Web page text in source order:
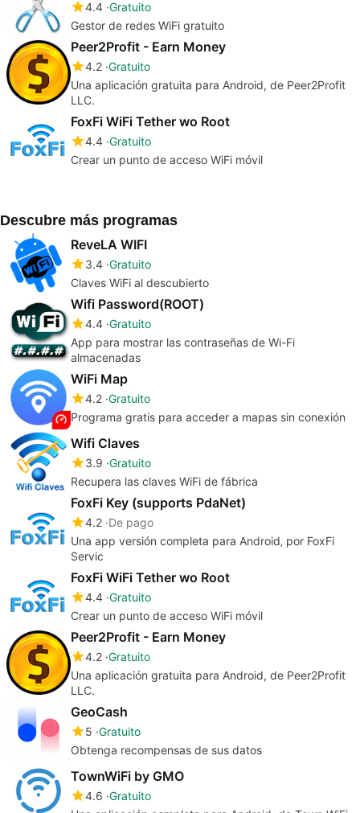
4.4 Gratuito
Gestor de redes WiFi gratuito
Peer2Profit - Earn Money
4.2 Gratuito
Una aplicación gratuita para Android, de Peer2Profit
LLC.
FoxFi WiFi Tether wo Root
4.4 Gratuito
Crear un punto de acceso WiFi móvil
Descubre más programas
ReveLA WIFI
3.4 Gratuito
Claves WiFi al descubierto
Wifi Password(ROOT)
4.4 Gratuito
App para mostrar las contraseñas de Wi-Fi
almacenadas
WiFi Map
4.2 Gratuito
Programa gratis para acceder a mapas sin conexión
Wifi Claves
3.9 Gratuito
Recupera las claves WiFi de fábrica
FoxFi Key (supports PdaNet)
4.2 De pago
Una app versión completa para Android‚ por FoxFi
Servic
FoxFi WiFi Tether wo Root
4.4 Gratuito
Crear un punto de acceso WiFi móvil
Peer2Profit - Earn Money
4.2 Gratuito
Una aplicación gratuita para Android, de Peer2Profit
LLC.
GeoCash
5 Gratuito
Obtenga recompensas de sus datos
TownWiFi by GMO
4.6 Gratuito